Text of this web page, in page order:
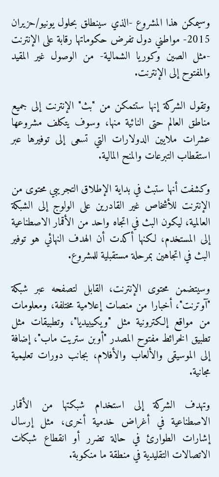
وسيمكن هذا المشروع -الذي سينطلق بحلول يونيو/حزيران
2015- مواطني دول تفرض حكوماتها رقابة على الإنترنت
-مثل الصين وكوريا الشمالية- من الوصول غير المقيد
والمفتوح إلى الإنترنت.
وتقول الشركة إنها ستتمكن من "بث" الإنترنت إلى جميع
مناطق العالم حتى النائية منها، وسوف يتكلف مشروعها
عشرات ملايين الدولارات التي تسعى إلى توفيرها عبر
استقطاب التبرعات والمنح المالية.
وكشفت أنها ستبث في بداية الإطلاق التجريبي محتوى من
الإنترنت للأشخاص غير القادرين على الولوج إلى الشبكة
العالمية، ليكون البث في اتجاه واحد من الأقمار الاصطناعية
إلى المستخدم، لكنها أكدت أن الهدف النهائي هو توفير
البث في اتجاهين بمرحلة مستقبلية للمشروع.
وسيتضمن محتوى الإنترنت، القابل لتصفحه عبر شبكة
"آوترنت"، أخبارا من منصات إعلامية مختلفة، ومعلومات
من مواقع إلكترونية مثل "ويكيبيديا"، وتطبيقات مثل
تطبيق الخرائط مفتوح المصدر "أوبن ستريت ماب"، إضافة
إلى الموسيقى والألعاب والأفلام، بجانب دورات تعليمية
مجانية.
وتهدف الشركة إلى استخدام شبكتها من الأقمار
الاصطناعية في أغراض خدمية أخرى، مثل إرسال
إشارات الطوارئ في حالة تضرر أو انقطاع شبكات
الاتصالات التقليدية في منطقة ما منكوبة.